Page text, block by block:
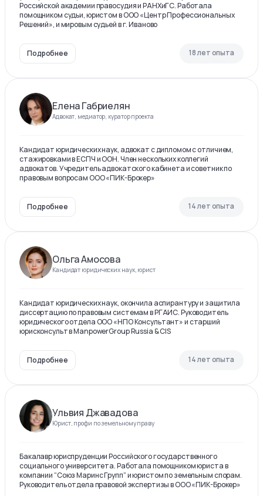
Российской академии правосудия и РАНХиГС. Работала
помощником судьи, юристом в ООО «Центр Профессиональных
Решений», и мировым судьей в г. Иваново
Подробнее 18 лет опыта
Елена Габриелян
Адвокат, медиатор, куратор проекта
Кандидат юридических наук, адвокат с дипломом с отличием,
стажировками в ЕСПЧ и ООН. Член нескольких коллегий
адвокатов. Учредитель адвокатского кабинета и советник по
правовым вопросам ООО «ПИК-Брокер»
Подробнее 14 лет опыта
Ольга Амосова
Кандидат юридических наук, юрист
Кандидат юридических наук, окончила аспирантуру и защитила
диссертацию по правовым системам в РГАИС. Руководитель
юридического отдела ООО «НПО Консультант» и старший
юрисконсульт в ManpowerGroup Russia & CIS
Подробнее 14 лет опыта
Ульвия Джавадова
Юрист, профи по земельному праву
Бакалавр юриспруденции Российского государственного
социального университета. Работала помощником юриста в
компании “Союз Маринс Групп” и юристом по земельным спорам.
Руководитель отдела правовой экспертизы в ООО «ПИК-Брокер»